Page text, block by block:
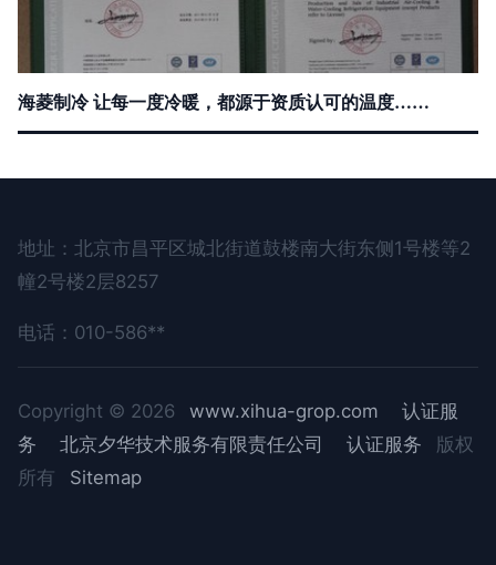
海菱制冷 让每一度冷暖，都源于资质认可的温度……
地址：北京市昌平区城北街道鼓楼南大街东侧1号楼等2
幢2号楼2层8257
电话：010-586**
Copyright © 2026 www.xihua-grop.com
认证服
务
北京夕华技术服务有限责任公司 认证服务
版权
所有
Sitemap